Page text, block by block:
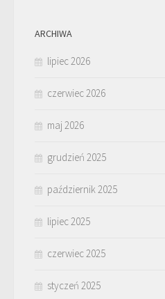
ARCHIWA
lipiec 2026
czerwiec 2026
maj 2026
grudzień 2025
październik 2025
lipiec 2025
czerwiec 2025
styczeń 2025